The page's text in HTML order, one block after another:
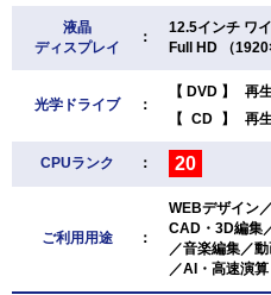
液晶
ディスプレイ
：
12.5インチ ワ
Full HD （
光学ドライブ ：
【 DVD 】 再
【 CD 】 再
CPUランク ： 20
ご利用用途 ：
WEBデザイン
CAD・3D編集
／音楽編集／
／AI・高速演